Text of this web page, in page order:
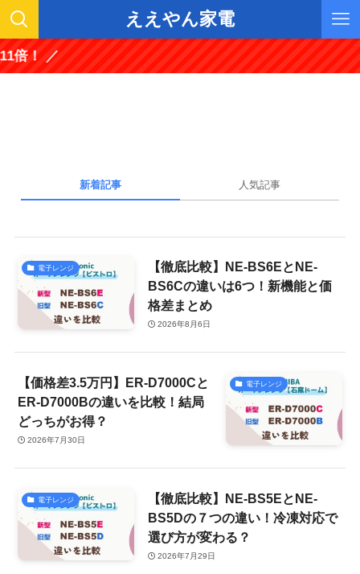
ええやん家電
！ ／
新着記事 人気記事
電子レンジ
【徹底比較】NE-BS6EとNE-
BS6Cの違いは6つ！新機能と価
格差まとめ
2026年8月6日
電子レンジ
【価格差3.5万円】ER-D7000Cと
ER-D7000Bの違いを比較！結局
どっちがお得？
2026年7月30日
電子レンジ
【徹底比較】NE-BS5EとNE-
BS5Dの７つの違い！冷凍対応で
選び方が変わる？
2026年7月29日